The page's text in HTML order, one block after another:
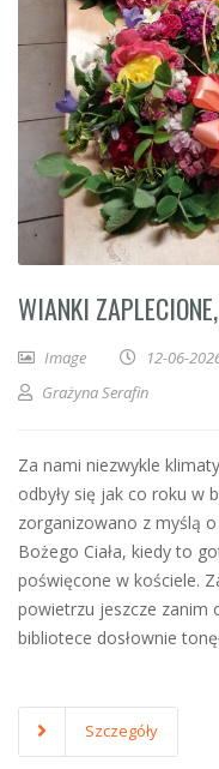
WIANKI
Image 12-06-
Grażyna Serafin
Za nami niezwykle
odbyły się jak co roku w
zorganizowano z myślą
Bożego Ciała, kiedy to
poświęcone w kościele.
powietrzu jeszcze zanim
bibliotece dosłownie
Szczegóły